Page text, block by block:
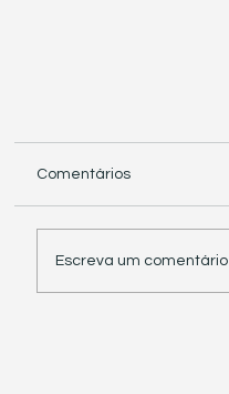
Comentários
Escreva um comentário